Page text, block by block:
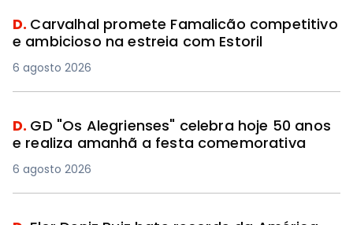
D. Carvalhal promete Famalicão competitivo
e ambicioso na estreia com Estoril
6 agosto 2026
D. GD "Os Alegrienses" celebra hoje 50 anos
e realiza amanhã a festa comemorativa
6 agosto 2026